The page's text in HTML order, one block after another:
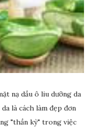
nạ dầu ô liu dưỡng da
là cách làm đẹp đơn
"thần kỳ" trong việc